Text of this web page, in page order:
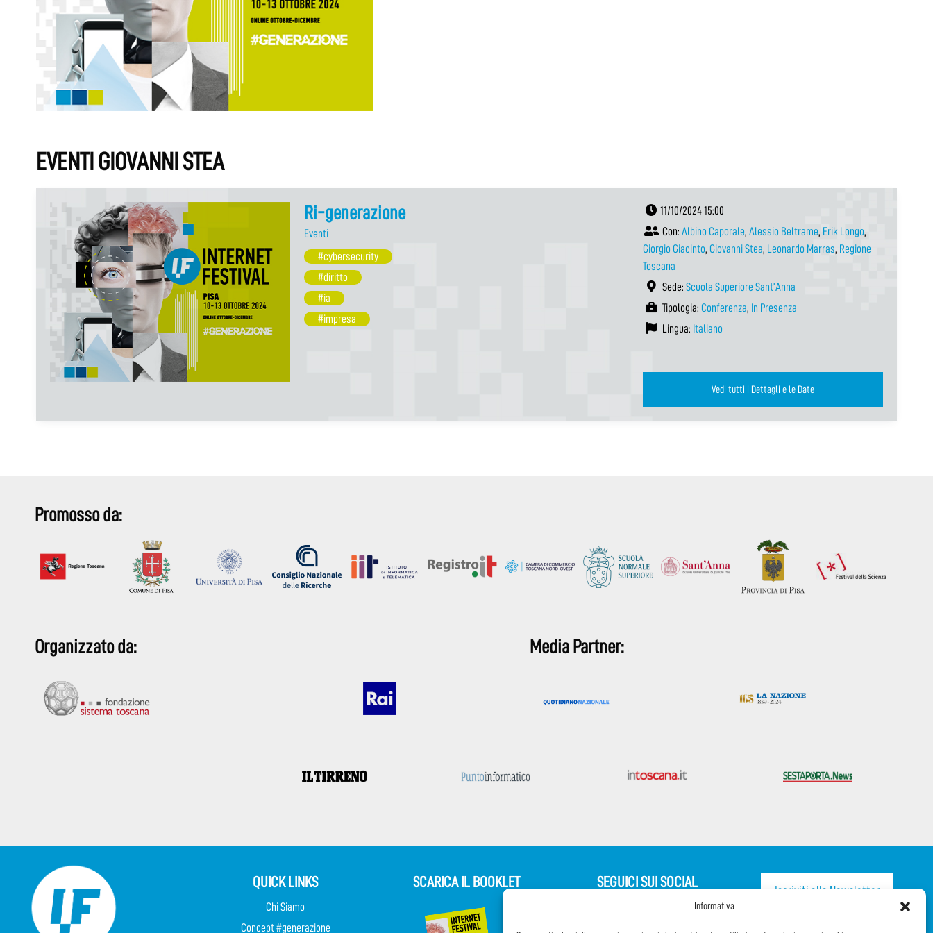
Informativa
EVENTI GIOVANNI STEA
Ri-generazione
Eventi
#cybersecurity
#diritto
#ia
#impresa
11/10/2024 15:00
Con: Albino Caporale, Alessio Beltrame, Erik Longo,
Giorgio Giacinto, Giovanni Stea, Leonardo Marras, Regione
Toscana
Sede: Scuola Superiore Sant’Anna
Tipologia: Conferenza, In Presenza
Lingua: Italiano
Vedi tutti i Dettagli e le Date
Promosso da:
Organizzato da: Media Partner:
QUICK LINKS
Chi Siamo
Concept #generazione
SCARICA IL BOOKLET SEGUICI SUI SOCIAL
Iscriviti alla Newsletter